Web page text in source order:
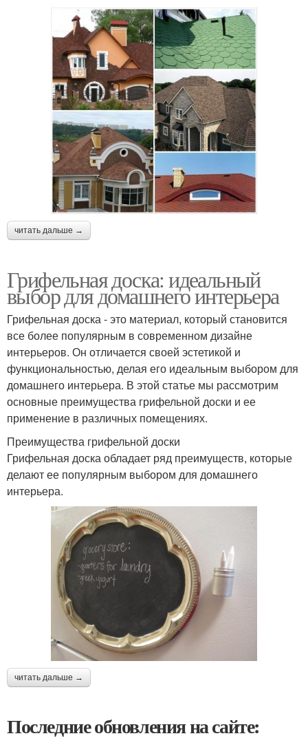
читать дальше →
Грифельная доска: идеальный
выбор для домашнего интерьера
Грифельная доска - это материал, который становится
все более популярным в современном дизайне
интерьеров. Он отличается своей эстетикой и
функциональностью, делая его идеальным выбором для
домашнего интерьера. В этой статье мы рассмотрим
основные преимущества грифельной доски и ее
применение в различных помещениях.
Преимущества грифельной доски
Грифельная доска обладает ряд преимуществ, которые
делают ее популярным выбором для домашнего
интерьера.
читать дальше →
Последние обновления на сайте: